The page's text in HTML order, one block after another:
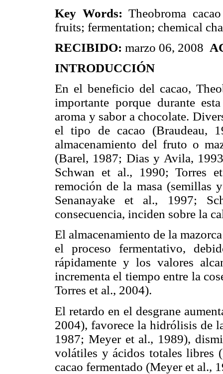
Key Words: Theobroma
fruits; fermentation; chemical
RECIBIDO: marzo 06, 2008
INTRODUCCIÓN
En el beneficio del cacao,
importante porque durante
aroma y sabor a chocolate.
el tipo de cacao (Braudeau,
almacenamiento del fruto o
(Barel, 1987; Dias y Avila,
Schwan et al., 1990; Torres
remoción de la masa (semillas
Senanayake et al., 1997;
consecuencia, inciden sobre la
El almacenamiento de la
el proceso fermentativo,
rápidamente y los valores
incrementa el tiempo entre la
Torres et al., 2004).
El retardo en el desgrane
2004), favorece la hidrólisis de
1987; Meyer et al., 1989),
volátiles y ácidos totales libres
cacao fermentado (Meyer et al.,